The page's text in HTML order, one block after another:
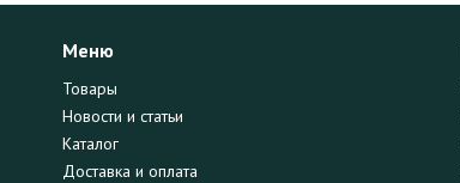
Меню
Товары
Новости и статьи
Каталог
Доставка и оплата